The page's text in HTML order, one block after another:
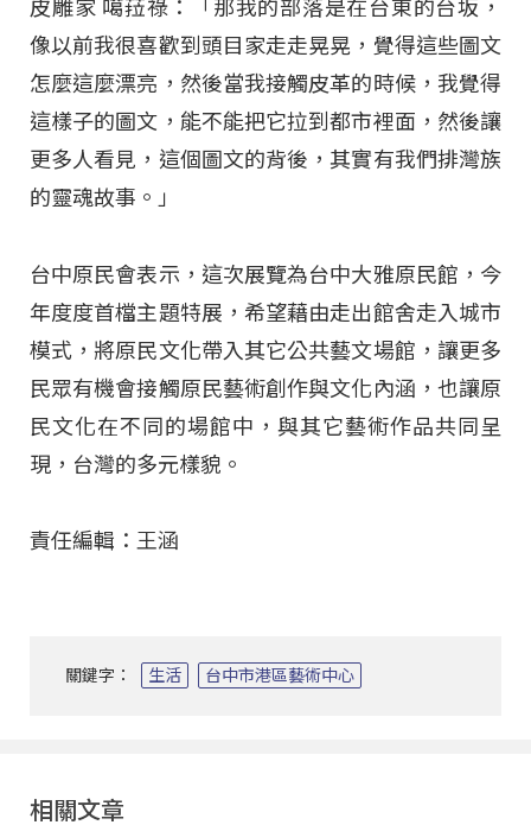
皮雕家 噶菈祿：「那我的部落是在台東的台坂，
像以前我很喜歡到頭目家走走晃晃，覺得這些圖文
怎麼這麼漂亮，然後當我接觸皮革的時候，我覺得
這樣子的圖文，能不能把它拉到都市裡面，然後讓
更多人看見，這個圖文的背後，其實有我們排灣族
的靈魂故事。」
台中原民會表示，這次展覽為台中大雅原民館，今
年度度首檔主題特展，希望藉由走出館舍走入城市
模式，將原民文化帶入其它公共藝文場館，讓更多
民眾有機會接觸原民藝術創作與文化內涵，也讓原
民文化在不同的場館中，與其它藝術作品共同呈
現，台灣的多元樣貌。
責任編輯：王涵
關鍵字： 生活 台中市港區藝術中心
相關文章